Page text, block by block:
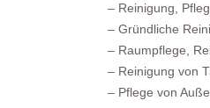
– Reinigung,
– Gründliche
– Raumpflege,
– Reinigung von
– Pflege von